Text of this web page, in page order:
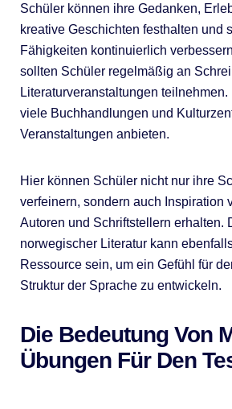
Schüler können ihre Gedanken,
kreative Geschichten festhalten und
Fähigkeiten kontinuierlich
sollten Schüler regelmäßig an
Literaturveranstaltungen teilnehmen.
viele Buchhandlungen und
Veranstaltungen anbieten.
Hier können Schüler nicht nur ihre
verfeinern, sondern auch Inspiration
Autoren und Schriftstellern erhalten.
norwegischer Literatur kann
Ressource sein, um ein Gefühl für
Struktur der Sprache zu entwickeln.
Die Bedeutung Von
Übungen Für Den